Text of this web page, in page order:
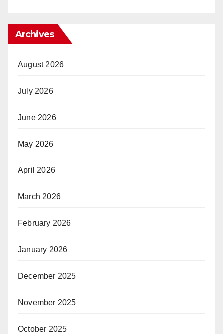
Archives
August 2026
July 2026
June 2026
May 2026
April 2026
March 2026
February 2026
January 2026
December 2025
November 2025
October 2025